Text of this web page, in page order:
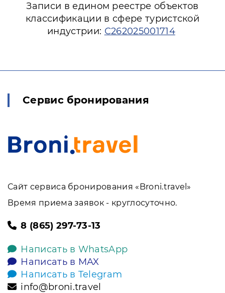
Записи в едином реестре объектов
классификации в сфере туристской
индустрии: С262025001714
Сервис бронирования
Сайт сервиса бронирования «Broni.travel»
Время приема заявок - круглосуточно.
8 (865) 297-73-13
Написать в WhatsApp
Написать в MAX
Написать в Telegram
info@broni.travel